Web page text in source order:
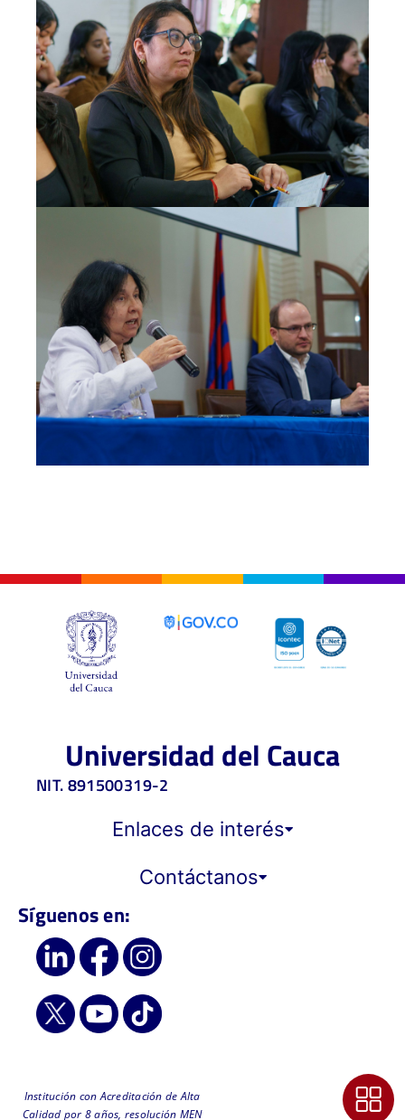
Universidad del Cauca
NIT. 891500319-2
Enlaces de interés
Contáctanos
Síguenos en:
Institución con Acreditación de Alta
Calidad por 8 años, resolución MEN